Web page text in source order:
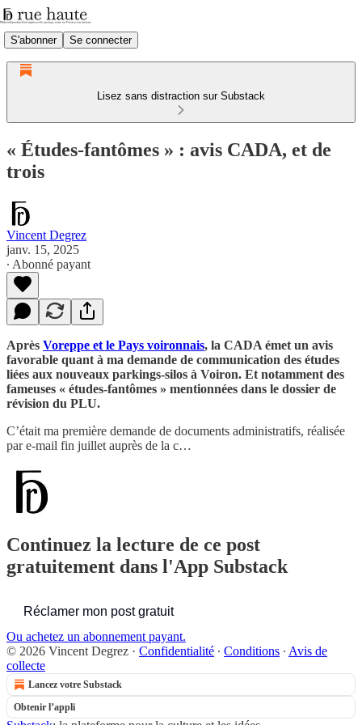
S'abonner Se connecter
Lisez sans distraction sur Substack
« Études-fantômes » : avis CADA, et de
trois
Vincent Degrez
janv. 15, 2025
∙ Abonné payant
Après Voreppe et le Pays voironnais, la CADA émet un avis
favorable quant à ma demande de communication des études
liées aux nouveaux parkings-silos à Voiron. Et notamment des
fameuses « études-fantômes » mentionnées dans le dossier de
révision du PLU.
C’était ma première demande de documents administratifs, réalisée
par e-mail fin juillet auprès de la c…
Continuez la lecture de ce post
gratuitement dans l'App Substack
Réclamer mon post gratuit
Ou achetez un abonnement payant.
© 2026 Vincent Degrez · Confidentialité ∙ Conditions ∙ Avis de
collecte
Lancez votre Substack
Obtenir l’appli